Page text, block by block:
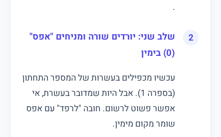
.
שלב שני: יורדים שורה ומניחים "אפס"
(0) בימין
עכשיו מכפילים בעשרות של המספר התחתון
(בספרה 1). אבל היות שמדובר בעשרת, אי
אפשר פשוט לרשום. חובה "לרפד" עם אפס
שומר מקום מימין.